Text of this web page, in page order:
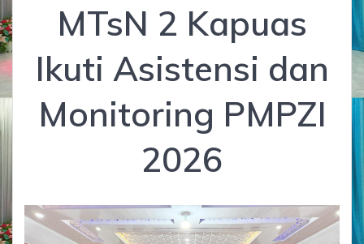
MTsN 2 Kapuas
Ikuti Asistensi dan
Monitoring PMPZI
2026